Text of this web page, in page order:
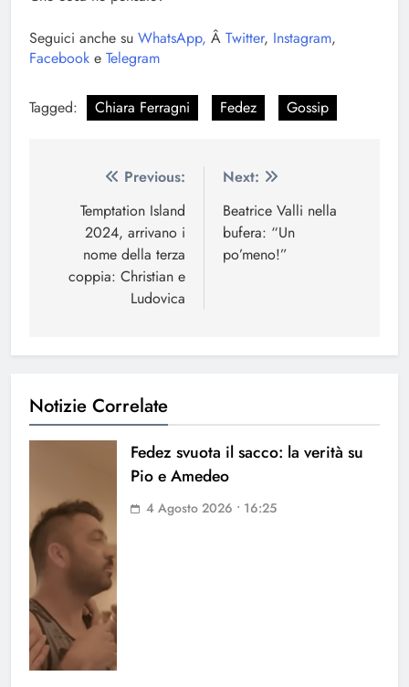
Seguici anche su WhatsApp, Â Twitter, Instagram,
Facebook e Telegram
Tagged: Chiara Ferragni Fedez Gossip
Navigazione
articoli
Previous:
Temptation Island
2024, arrivano i
nome della terza
coppia: Christian e
Ludovica
Next:
Beatrice Valli nella
bufera: “Un
po’meno!”
Notizie Correlate
Fedez svuota il sacco: la verità su
Pio e Amedeo
4 Agosto 2026 • 16:25